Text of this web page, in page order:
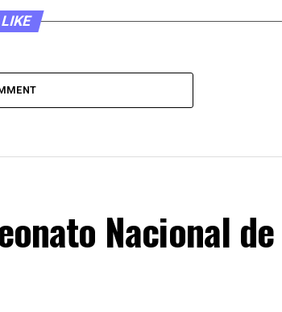
LIKE
Nacional de